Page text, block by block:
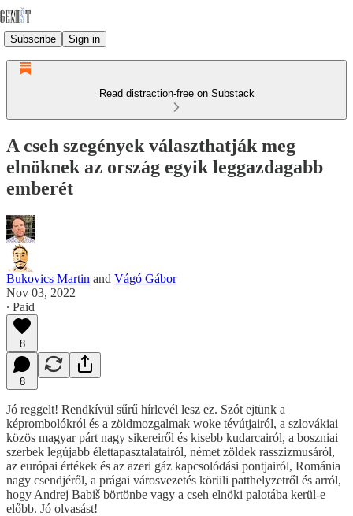
Subscribe Sign in
Read distraction-free on Substack
A cseh szegények választhatják meg
elnöknek az ország egyik leggazdagabb
emberét
Bukovics Martin and Vágó Gábor
Nov 03, 2022
∙ Paid
8
8
Jó reggelt! Rendkívül sűrű hírlevél lesz ez. Szót ejtünk a
képrombolókról és a zöldmozgalmak woke tévútjairól, a szlovákiai
közös magyar párt nagy sikereiről és kisebb kudarcairól, a boszniai
szerbek legújabb élettapasztalatairól, német zöldek rasszizmusáról,
az európai értékek és az azeri gáz kapcsolódási pontjairól, Románia
nagy csendjéről, a prágai városvezetés körüli patthelyzetről és arról,
hogy Andrej Babiš börtönbe vagy a cseh elnöki palotába kerül-e
előbb. Jó olvasást!